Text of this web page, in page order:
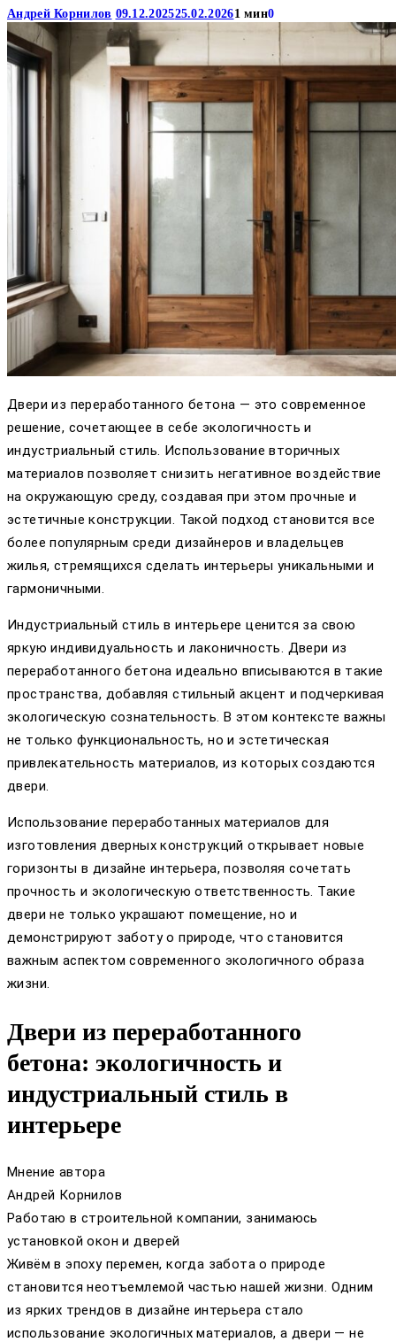
Андрей Корнилов 09.12.202525.02.20261 мин0
Двери из переработанного бетона — это современное
решение, сочетающее в себе экологичность и
индустриальный стиль. Использование вторичных
материалов позволяет снизить негативное воздействие
на окружающую среду, создавая при этом прочные и
эстетичные конструкции. Такой подход становится все
более популярным среди дизайнеров и владельцев
жилья, стремящихся сделать интерьеры уникальными и
гармоничными.
Индустриальный стиль в интерьере ценится за свою
яркую индивидуальность и лаконичность. Двери из
переработанного бетона идеально вписываются в такие
пространства, добавляя стильный акцент и подчеркивая
экологическую сознательность. В этом контексте важны
не только функциональность, но и эстетическая
привлекательность материалов, из которых создаются
двери.
Использование переработанных материалов для
изготовления дверных конструкций открывает новые
горизонты в дизайне интерьера, позволяя сочетать
прочность и экологическую ответственность. Такие
двери не только украшают помещение, но и
демонстрируют заботу о природе, что становится
важным аспектом современного экологичного образа
жизни.
Двери из переработанного
бетона: экологичность и
индустриальный стиль в
интерьере
Мнение автора
Андрей Корнилов
Работаю в строительной компании, занимаюсь
установкой окон и дверей
Живём в эпоху перемен, когда забота о природе
становится неотъемлемой частью нашей жизни. Одним
из ярких трендов в дизайне интерьера стало
использование экологичных материалов, а двери — не